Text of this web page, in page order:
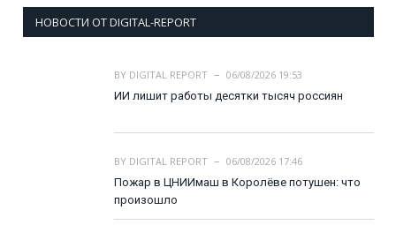
НОВОСТИ ОТ DIGITAL-REPORT
BY DIGITAL REPORT
06/08/2026 19:53
ИИ лишит работы десятки тысяч россиян
BY DIGITAL REPORT
06/08/2026 17:46
Пожар в ЦНИИмаш в Королёве потушен: что
произошло